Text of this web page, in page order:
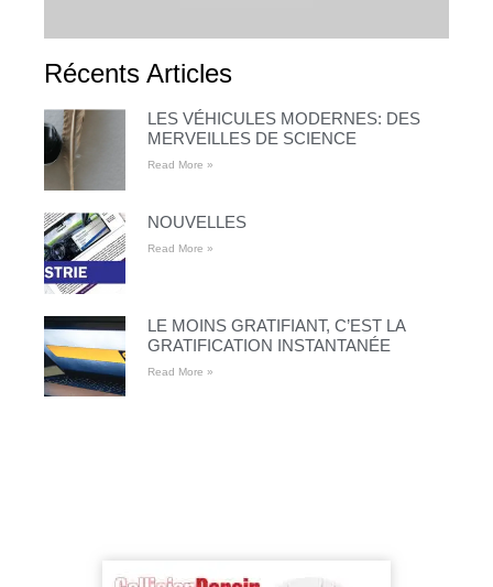
Récents Articles
LES VÉHICULES MODERNES: DES
MERVEILLES DE SCIENCE
Read More »
NOUVELLES
Read More »
LE MOINS GRATIFIANT, C’EST LA
GRATIFICATION INSTANTANÉE
Read More »